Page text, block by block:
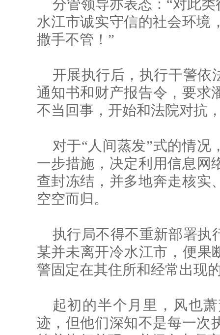
分管领导亦表态：“对此
水江市诚实守信的社会环境
撒手不管！”
开展执行后，执行干警依
通知书和财产报告令，要求
不当回事，开始和法院对抗
对于“人间蒸发”式的情
一步措施，决定利用信息网
查封冻结，并多地奔走核实
空空而归。
执行局不得不重新部署执
某并未离开冷水江市，便果
警固定在其住所和经常出现
起初的半个月里，风也
迹，但他们深知不是每一次